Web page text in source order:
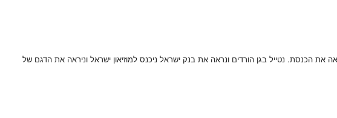
הכנסת. נטייל בגן הורדים ונראה את בנק ישראל ניכנס למוזיאון ישראל וניראה את הדגם של